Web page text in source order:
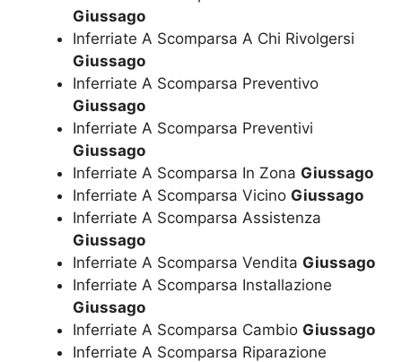
Giussago
Inferriate A Scomparsa A Chi Rivolgersi
Giussago
Inferriate A Scomparsa Preventivo
Giussago
Inferriate A Scomparsa Preventivi
Giussago
Inferriate A Scomparsa In Zona Giussago
Inferriate A Scomparsa Vicino Giussago
Inferriate A Scomparsa Assistenza
Giussago
Inferriate A Scomparsa Vendita Giussago
Inferriate A Scomparsa Installazione
Giussago
Inferriate A Scomparsa Cambio Giussago
Inferriate A Scomparsa Riparazione